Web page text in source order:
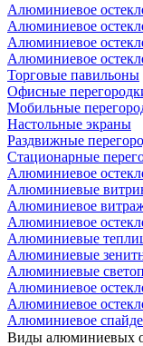
Алюминиевое
Алюминиевое
Алюминиевое
Алюминиевое
Торговые павильоны
Офисные
Мобильные
Настольные экраны
Раздвижные
Стационарные
Алюминиевое
Алюминиевые
Алюминиевое
Алюминиевое
Алюминиевые
Алюминиевые
Алюминиевые
Алюминиевое
Алюминиевое
Алюминиевое
Виды алюминиевых